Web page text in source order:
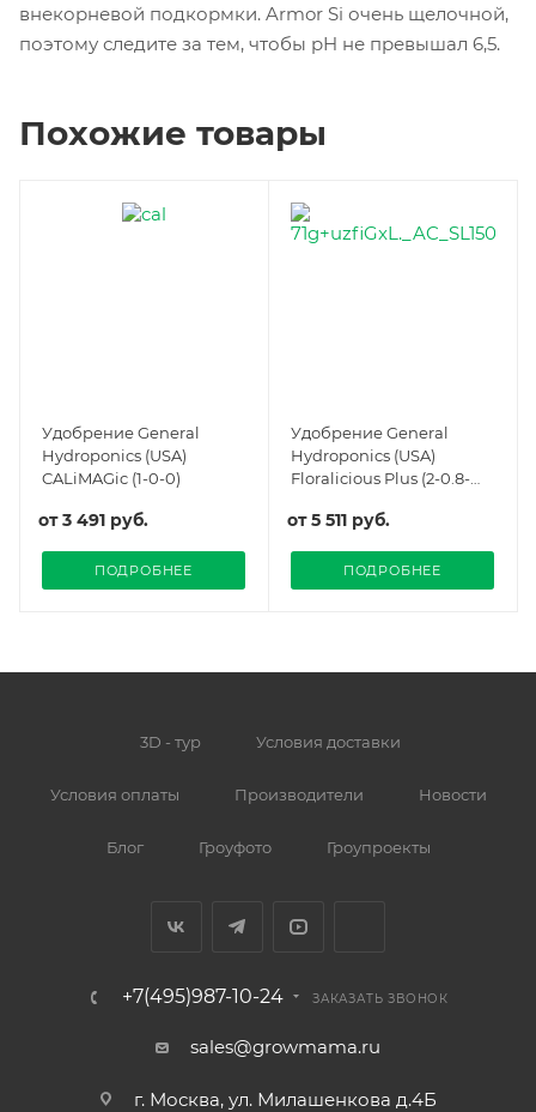
внекорневой подкормки. Armor Si очень щелочной,
поэтому следите за тем, чтобы pH не превышал 6,5.
Похожие товары
Удобрение General
Hydroponics (USA)
CALiMAGic (1-0-0)
от3 491 руб.
ПОДРОБНЕЕ
Удобрение General
Hydroponics (USA)
Floralicious Plus (2-0.8-
от5 511 руб.
ПОДРОБНЕЕ
3D - тур Условия доставки
Условия оплаты Производители Новости
Блог Гроуфото Гроупроекты
+7(495)987-10-24 ЗАКАЗАТЬ ЗВОНОК
sales@growmama.ru
г. Москва, ул. Милашенкова д.4Б